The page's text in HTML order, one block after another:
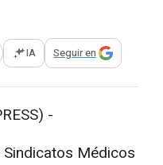
opciones para
IA Seguir en
-
Médicos